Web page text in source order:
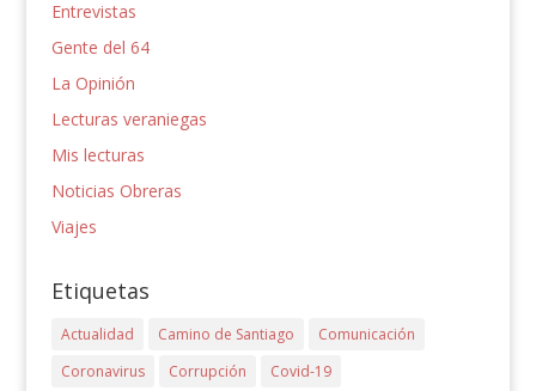
Entrevistas
Gente del 64
La Opinión
Lecturas veraniegas
Mis lecturas
Noticias Obreras
Viajes
Etiquetas
Actualidad Camino de Santiago
Comunicación
Coronavirus
Corrupción
Covid-19